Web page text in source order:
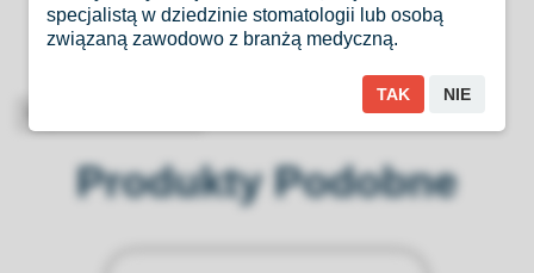
Produkty Podobne
specjalistą w dziedzinie stomatologii lub osobą
związaną zawodowo z branżą medyczną.
TAK NIE